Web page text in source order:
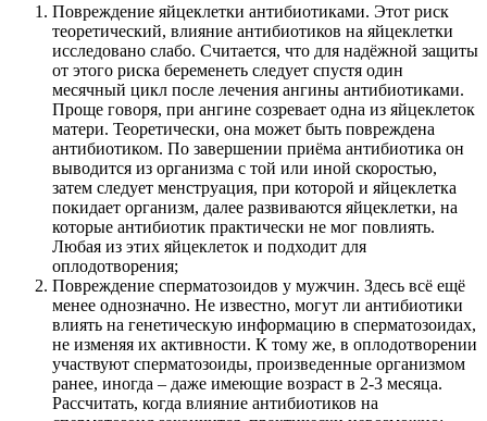
Повреждение яйцеклетки антибиотиками. Этот риск
теоретический, влияние антибиотиков на яйцеклетки
исследовано слабо. Считается, что для надёжной защиты
от этого риска беременеть следует спустя один
месячный цикл после лечения ангины антибиотиками.
Проще говоря, при ангине созревает одна из яйцеклеток
матери. Теоретически, она может быть повреждена
антибиотиком. По завершении приёма антибиотика он
выводится из организма с той или иной скоростью,
затем следует менструация, при которой и яйцеклетка
покидает организм, далее развиваются яйцеклетки, на
которые антибиотик практически не мог повлиять.
Любая из этих яйцеклеток и подходит для
оплодотворения;
Повреждение сперматозоидов у мужчин. Здесь всё ещё
менее однозначно. Не известно, могут ли антибиотики
влиять на генетическую информацию в сперматозоидах,
не изменяя их активности. К тому же, в оплодотворении
участвуют сперматозоиды, произведенные организмом
ранее, иногда – даже имеющие возраст в 2-3 месяца.
Рассчитать, когда влияние антибиотиков на